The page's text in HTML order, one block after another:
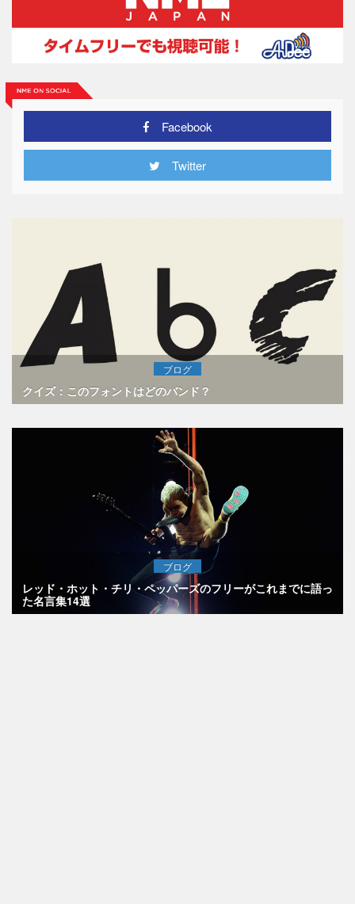
Facebook
Twitter
ブログ
クイズ：このフォントはどのバンド？
ブログ
レッド・ホット・チリ・ペッパーズのフリーがこれまでに語っ
た名言集14選